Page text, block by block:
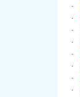
·
·
·
·
·
·
·
·